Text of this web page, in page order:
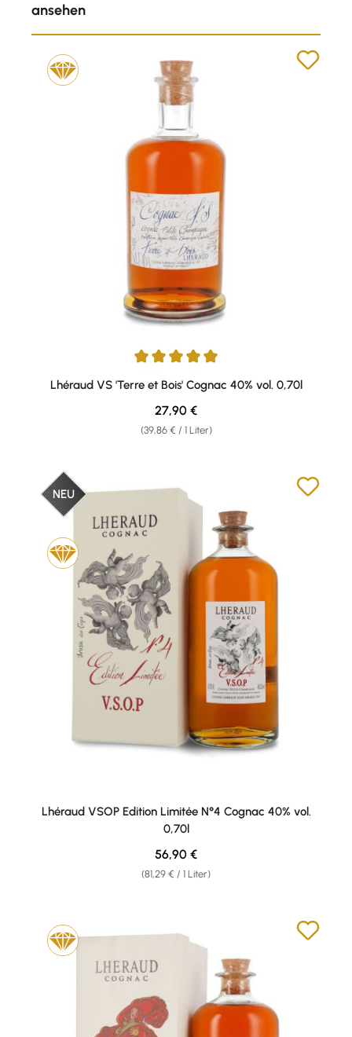
ansehen
Durchschnittliche Bewertung von 5 von 5 Sternen
Lhéraud VS 'Terre et Bois' Cognac 40% vol. 0,70l
(39,86 € / 1 Liter)
Regulärer Preis:
27,90 €
NEU
Lhéraud VSOP Edition Limitée N°4 Cognac 40% vol.
0,70l
(81,29 € / 1 Liter)
Regulärer Preis:
56,90 €